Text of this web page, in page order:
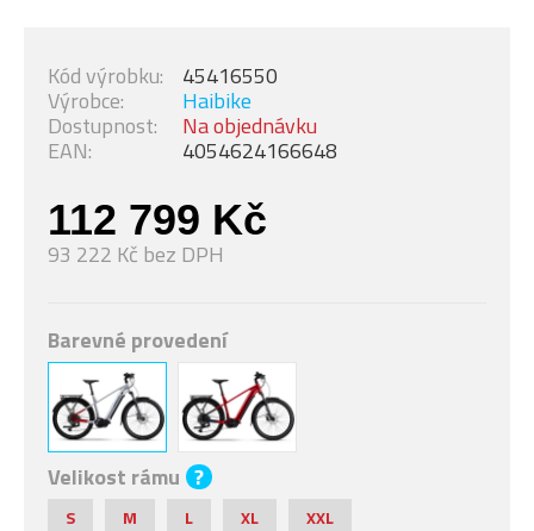
112 799 Kč
93 222 Kč bez DPH
Dostupnost: Na objednávku
Výrobce: Haibike
Kód výrobku: 45416550
EAN: 4054624166648
Barevné provedení
Velikost rámu ?
S M L XL XXL